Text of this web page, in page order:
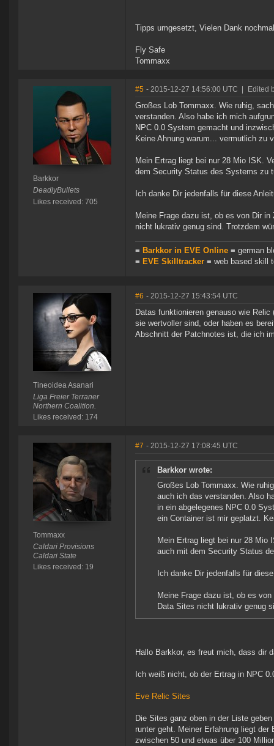
Tipps umgesetzt, Vielen Dank
Fly Safe
Tommaxx
Barkkor
DeadlyBullets
Likes received: 705
#5 - 2015-12-27 14:56:00 UTC Edited
Großes Lob Tommaxx. Wie ruhig,
verstanden. Also habe ich mich
NPC 0.0 System gemacht und
Keine Ahnung warum... vermutlich zu
Mein Ertrag liegt bei nur 28 Mio ISK.
dem Security Status des Systems zu
Ich danke Dir jedenfalls für diese
Meine Frage dazu ist, ob es von Dir
nicht lukrativ genug sind. Trotzdem
≡ Barkkor in EVE Online ≡ german
≡ EVE Skilltracker ≡ web based skill
Tineoidea Asanari
Liga Freier Terraner
Northern Coalition.
Likes received: 174
#6 - 2015-12-27 15:43:54 UTC
Datas funktionieren genauso wie
sie wertvoller sind, oder haben es
Abschnitt der Patchnotes ist, die ich
Tommaxx
Caldari Provisions
Caldari State
Likes received: 19
#7 - 2015-12-27 17:08:45 UTC
Barkkor wrote:
Großes Lob Tommaxx. Wie
auch ich das verstanden. Also
in ein abgelegenes NPC 0.0
ein Container ist mir geplatzt.
Mein Ertrag liegt bei nur 28 Mio
auch mit dem Security Status
Ich danke Dir jedenfalls für
Meine Frage dazu ist, ob es
Data Sites nicht lukrativ genug
Hallo Barkkor, es freut mich, dass dir
Ich weiß nicht, ob der Ertrag in NPC
Eve Relic Sites
Die Sites ganz oben in der Liste
runter geht. Meiner Erfahrung liegt
zwischen 50 und etwas über 100